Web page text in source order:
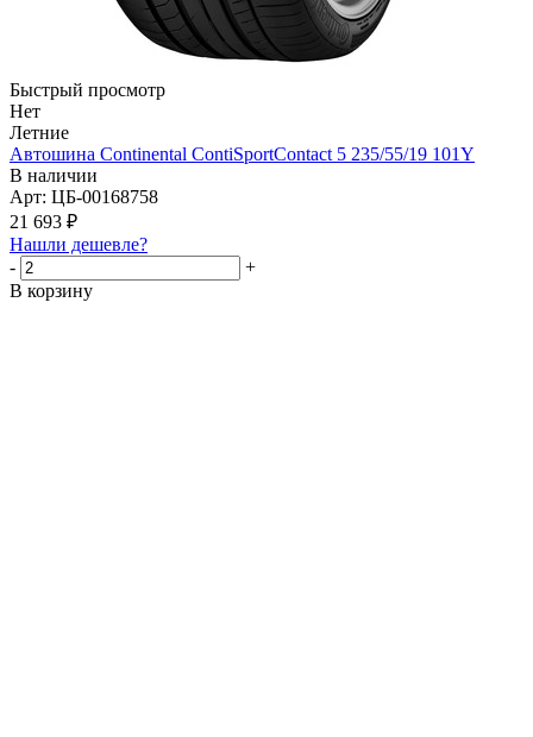
Быстрый просмотр
Нет
Летние
Автошина Continental ContiSportContact 5 235/55/19 101Y
В наличии
Арт: ЦБ-00168758
21 693 ₽
Нашли дешевле?
-
+
В корзину